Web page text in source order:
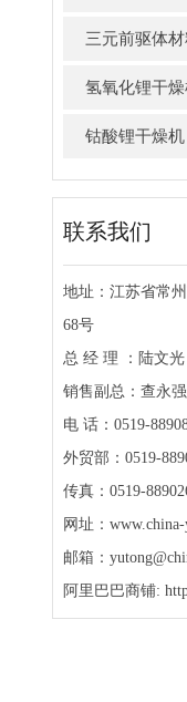
三元前驱体
氢氧化锂干
钴酸锂干燥机
联系我们
地址：江苏省常
68号
总 经 理 ：陆文光
销售副总：查永强
电 话：0519-
外贸部：0519-
传真：0519-
网址：www.china-
邮箱：
阿里巴巴商铺: